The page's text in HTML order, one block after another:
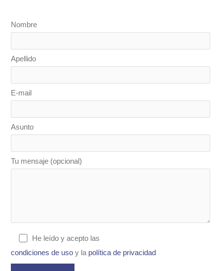
Nombre
Apellido
E-mail
Asunto
Tu mensaje (opcional)
He leído y acepto las
condiciones de uso y la política de privacidad